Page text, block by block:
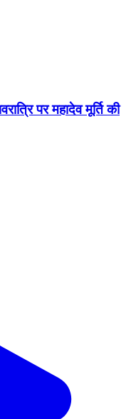
पर महादेव मूर्ति की